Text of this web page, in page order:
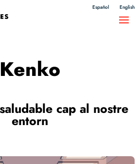
Español English
Kenko
cap al nostre
entorn